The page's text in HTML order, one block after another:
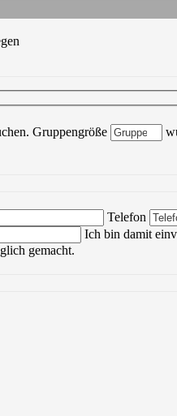
Gruppengröße
Bitte lasse
Telefon
Ich bin damit
gemacht.